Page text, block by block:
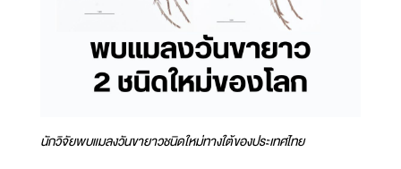
นักวิจัยพบแมลงวันขายาวชนิดใหม่ทางใต้ของประเทศไทย